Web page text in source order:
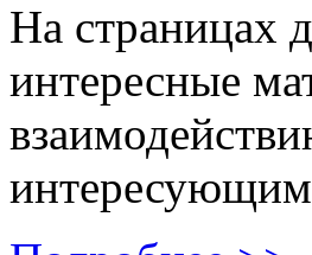
На страницах
интересные